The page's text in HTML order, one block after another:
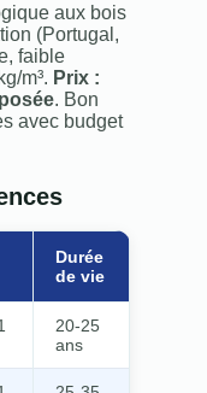
aux bois
(Portugal,
faible
m³. Prix :
. Bon
avec budget
Durée
de vie
20-25
ans